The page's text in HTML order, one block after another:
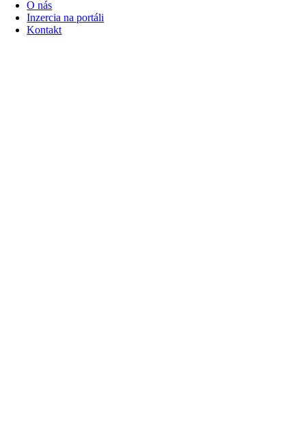
O nás
Inzercia na portáli
Kontakt